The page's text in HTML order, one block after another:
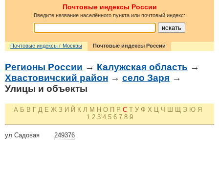
Почтовые индексы России
Введите название населённого пункта или почтовый индекс:
Почтовые индексы г Москвы Почтовые индексы России
Регионы России → Калужская область →
Хвастовичский район → село Заря →
Улицы и объекты
А Б В Г Д Е Ж З И Й К Л М Н О П Р С Т У Ф Х Ц Ч Ш Щ Э Ю Я
1 2 3 4 5 6 7 8 9
249376
ул Садовая